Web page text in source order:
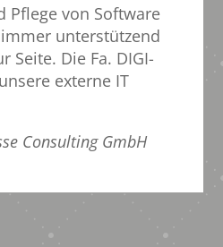
Pflege von Software
unterstützend
Seite. Die Fa. DIGI-
externe IT
Consulting GmbH